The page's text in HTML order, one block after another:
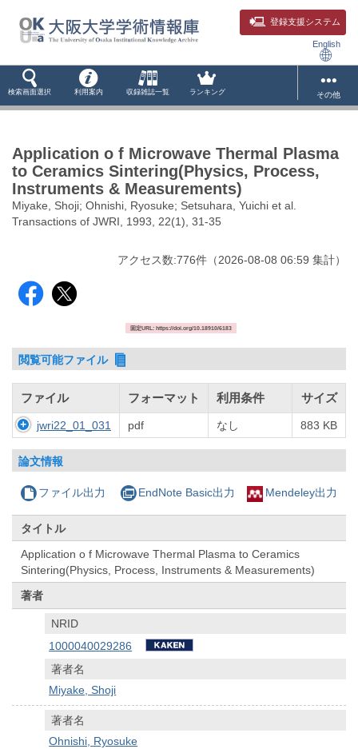
登録支援システム
English
検索画面選択 利用案内 収録雑誌一覧 ランキング その他
Application o f Microwave Thermal Plasma
to Ceramics Sintering(Physics, Process,
Instruments & Measurements)
Miyake, Shoji; Ohnishi, Ryosuke; Setsuhara, Yuichi et al.
Transactions of JWRI, 1993, 22(1), 31-35
アクセス数:776件 （2026-08-08 06:59 集計）
固定URL: https://doi.org/10.18910/6183
閲覧可能ファイル
ファイル フォーマット 利用条件 サイズ
jwri22_01_031 pdf なし 883 KB
論文情報
ファイル出力 EndNote Basic出力 Mendeley出力
タイトル
Application o f Microwave Thermal Plasma to Ceramics
Sintering(Physics, Process, Instruments & Measurements)
著者
NRID
1000040029286
著者名
Miyake, Shoji
著者名
Ohnishi, Ryosuke